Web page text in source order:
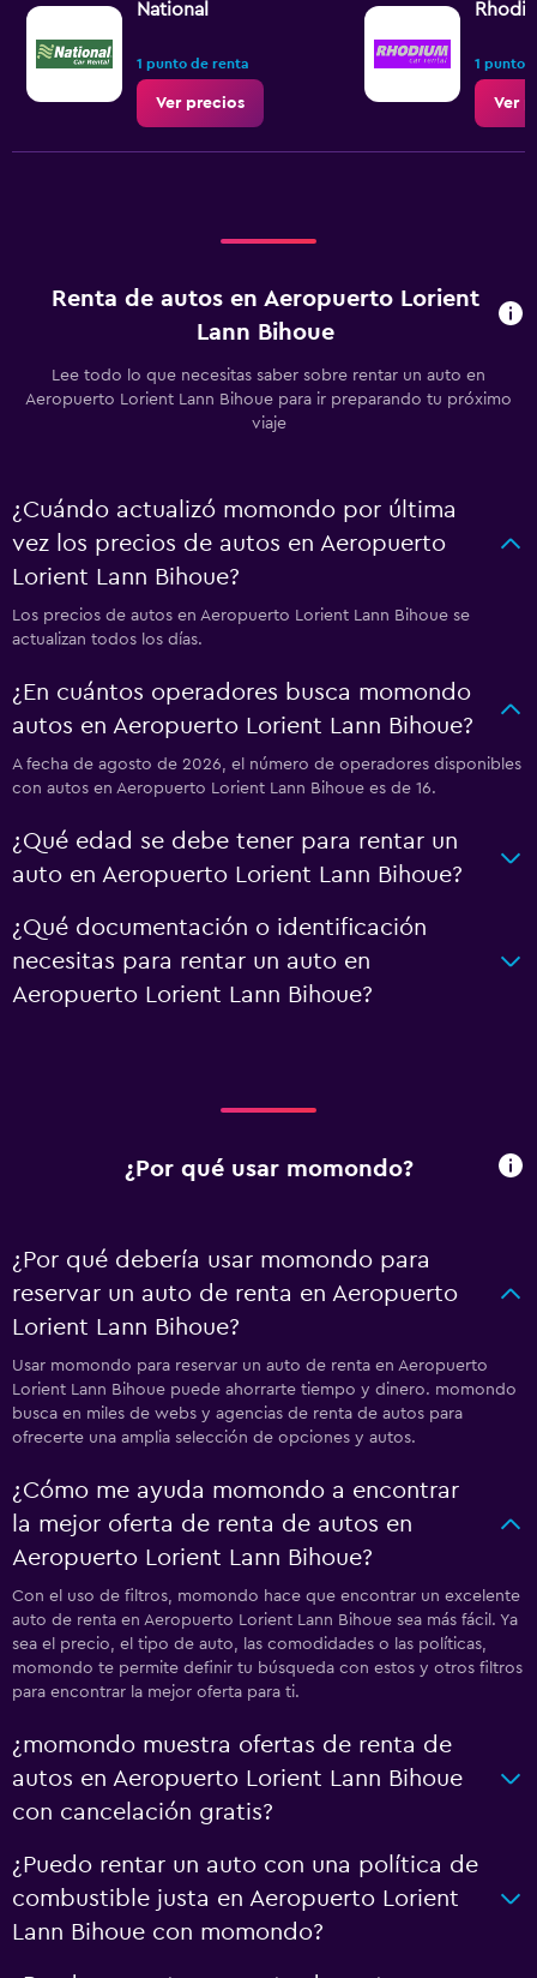
National
1 punto de renta
Ver precios
1 punto
Ver
Renta de autos en Aeropuerto Lorient
Lann Bihoue
Lee todo lo que necesitas saber sobre rentar un auto en
Aeropuerto Lorient Lann Bihoue para ir preparando tu próximo
viaje
¿Cuándo actualizó momondo por última
vez los precios de autos en Aeropuerto
Lorient Lann Bihoue?
Los precios de autos en Aeropuerto Lorient Lann Bihoue se
actualizan todos los días.
¿En cuántos operadores busca momondo
autos en Aeropuerto Lorient Lann Bihoue?
A fecha de agosto de 2026, el número de operadores disponibles
con autos en Aeropuerto Lorient Lann Bihoue es de 16.
¿Qué edad se debe tener para rentar un
auto en Aeropuerto Lorient Lann Bihoue?
¿Qué documentación o identificación
necesitas para rentar un auto en
Aeropuerto Lorient Lann Bihoue?
¿Por qué usar momondo?
¿Por qué debería usar momondo para
reservar un auto de renta en Aeropuerto
Lorient Lann Bihoue?
Usar momondo para reservar un auto de renta en Aeropuerto
Lorient Lann Bihoue puede ahorrarte tiempo y dinero. momondo
busca en miles de webs y agencias de renta de autos para
ofrecerte una amplia selección de opciones y autos.
¿Cómo me ayuda momondo a encontrar
la mejor oferta de renta de autos en
Aeropuerto Lorient Lann Bihoue?
Con el uso de filtros, momondo hace que encontrar un excelente
auto de renta en Aeropuerto Lorient Lann Bihoue sea más fácil. Ya
sea el precio, el tipo de auto, las comodidades o las políticas,
momondo te permite definir tu búsqueda con estos y otros filtros
para encontrar la mejor oferta para ti.
¿momondo muestra ofertas de renta de
autos en Aeropuerto Lorient Lann Bihoue
con cancelación gratis?
¿Puedo rentar un auto con una política de
combustible justa en Aeropuerto Lorient
Lann Bihoue con momondo?